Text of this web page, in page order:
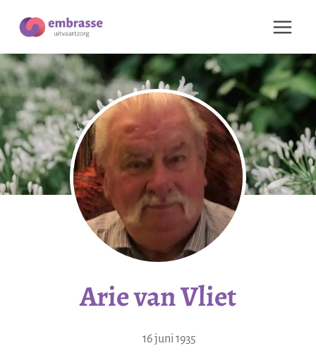
naar
Arie van Vliet
16 juni 1935